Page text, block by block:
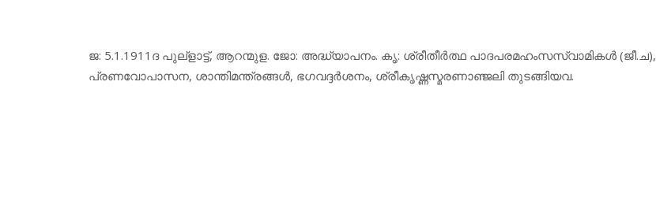
ജ: 5.1.1911ദ പുല്‌ളാട്ട്, ആറന്മുള. ജോ: അദ്ധ്യാപനം. കൃ: ശ്രീതീര്‍ത്ഥ പാദപരമഹംസസ്വാമികള്‍ (ജീ.ച),
പ്രണവോപാസന, ശാന്തിമന്ത്രങ്ങള്‍, ഭഗവദ്ദര്‍ശനം, ശ്രീകൃഷ്ണസ്മരണാഞ്ജലി തുടങ്ങിയവ.